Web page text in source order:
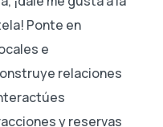
Ponte en
e
relaciones
y reservas